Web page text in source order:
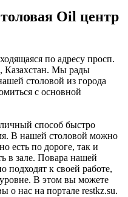
Oil центр
по адресу просп.
Казахстан. Мы рады
столовой из города
с основной
способ быстро
В нашей столовой можно
есть по дороге, так и
в зале. Повара нашей
подходят к своей работе,
В этом вы можете
о нас на портале restkz.su.